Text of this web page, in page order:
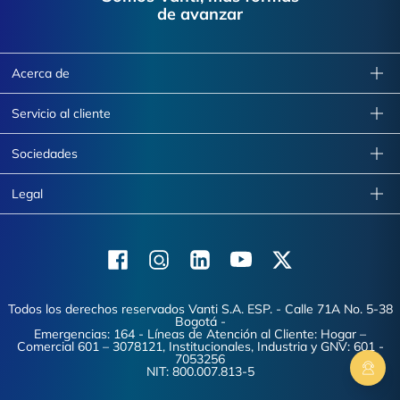
de avanzar
Acerca de
Servicio al cliente
Sociedades
Legal
FacebookInstagramLinkedinYoutubeX (Twitter)
Todos los derechos reservados Vanti S.A. ESP. - Calle 71A No. 5-38
Bogotá -
Emergencias: 164 - Líneas de Atención al Cliente: Hogar –
Comercial 601 – 3078121, Institucionales, Industria y GNV: 601 -
7053256
NIT: 800.007.813-5